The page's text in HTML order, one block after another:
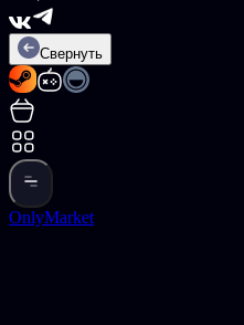
Свернуть
OnlyMarket